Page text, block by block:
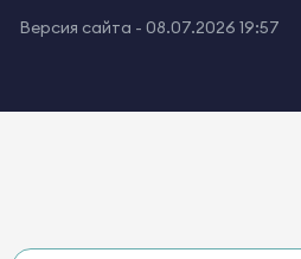
Версия сайта - 08.07.2026 19:57